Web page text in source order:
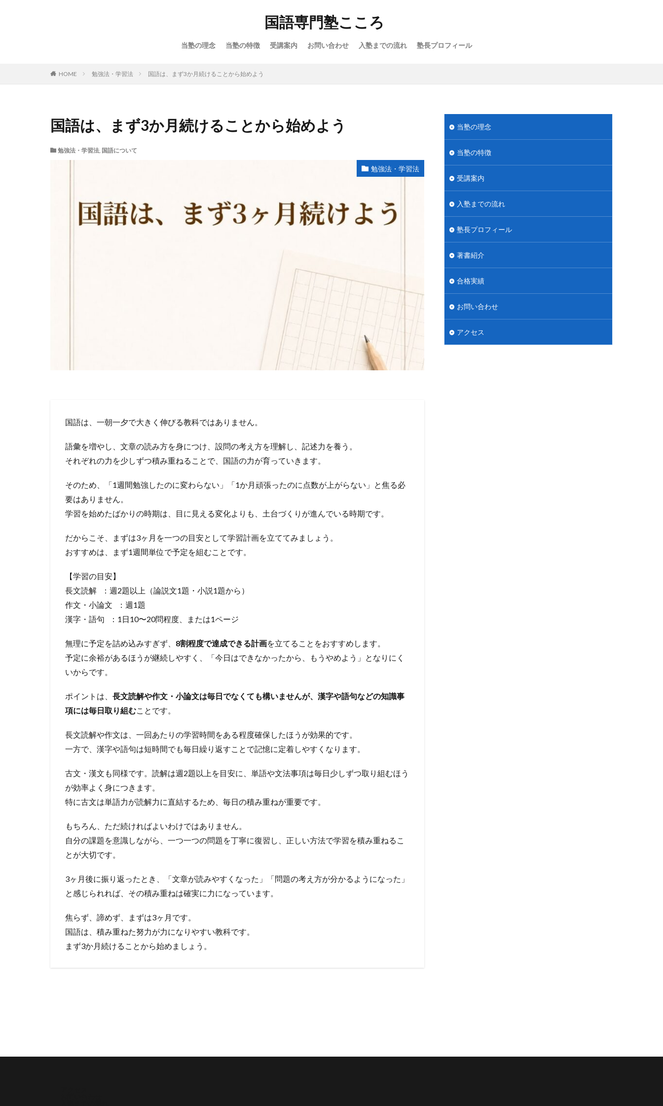
国語専門塾こころ
当塾の理念 当塾の特徴 受講案内 お問い合わせ 入塾までの流れ 塾長プロフィール
HOME 勉強法・学習法 国語は、まず3か月続けることから始めよう
国語は、まず3か月続けることから始めよう
勉強法・学習法, 国語について
勉強法・学習法
国語は、一朝一夕で大きく伸びる教科ではありません。
語彙を増やし、文章の読み方を身につけ、設問の考え方を理解し、記述力を養う。
それぞれの力を少しずつ積み重ねることで、国語の力が育っていきます。
そのため、「1週間勉強したのに変わらない」「1か月頑張ったのに点数が上がらない」と焦る必
要はありません。
学習を始めたばかりの時期は、目に見える変化よりも、土台づくりが進んでいる時期です。
だからこそ、まずは3ヶ月を一つの目安として学習計画を立ててみましょう。
おすすめは、まず1週間単位で予定を組むことです。
【学習の目安】
長文読解 ：週2題以上（論説文1題・小説1題から）
作文・小論文 ：週1題
漢字・語句 ：1日10〜20問程度、または1ページ
無理に予定を詰め込みすぎず、 8割程度で達成できる計画を立てることをおすすめします。
予定に余裕があるほうが継続しやすく、「今日はできなかったから、もうやめよう」となりにく
いからです。
ポイントは、 長文読解や作文・小論文は毎日でなくても構いませんが、漢字や語句などの知識事
項には毎日取り組むことです。
長文読解や作文は、一回あたりの学習時間をある程度確保したほうが効果的です。
一方で、漢字や語句は短時間でも毎日繰り返すことで記憶に定着しやすくなります。
古文・漢文も同様です。読解は週2題以上を目安に、単語や文法事項は毎日少しずつ取り組むほう
が効率よく身につきます。
特に古文は単語力が読解力に直結するため、毎日の積み重ねが重要です。
もちろん、ただ続ければよいわけではありません。
自分の課題を意識しながら、一つ一つの問題を丁寧に復習し、正しい方法で学習を積み重ねるこ
とが大切です。
3ヶ月後に振り返ったとき、「文章が読みやすくなった」「問題の考え方が分かるようになった」
と感じられれば、その積み重ねは確実に力になっています。
焦らず、諦めず、まずは3ヶ月です。
国語は、積み重ねた努力が力になりやすい教科です。
まず3か月続けることから始めましょう。
当塾の理念
当塾の特徴
受講案内
入塾までの流れ
塾長プロフィール
著書紹介
合格実績
お問い合わせ
アクセス